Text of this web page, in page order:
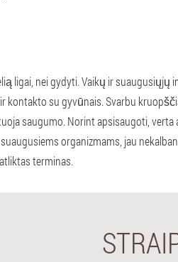
ligai, nei gydyti. Vaikų ir
kontakto su gyvūnais. Svarbu
saugumo. Norint apsisaugoti,
organizmams, jau
terminas.